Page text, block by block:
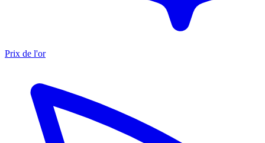
Prix de l'or